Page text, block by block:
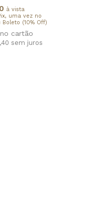
à vista
uma vez no
(10% Off)
sem juros